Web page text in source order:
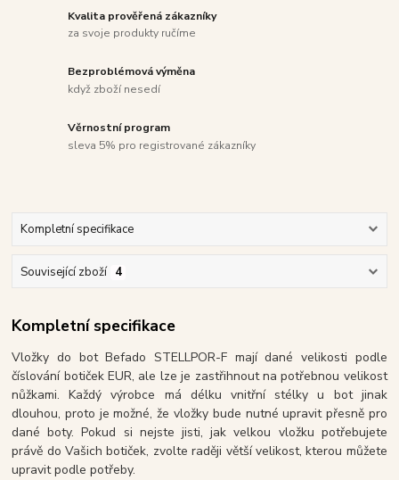
Kvalita prověřená zákazníky
za svoje produkty ručíme
Bezproblémová výměna
když zboží nesedí
Věrnostní program
sleva 5% pro registrované zákazníky
Kompletní specifikace
Související zboží 4
Kompletní specifikace
Vložky do bot Befado STELLPOR-F mají dané velikosti podle
číslování botiček EUR, ale lze je zastřihnout na potřebnou velikost
nůžkami. Každý výrobce má délku vnitřní stélky u bot jinak
dlouhou, proto je možné, že vložky bude nutné upravit přesně pro
dané boty. Pokud si nejste jisti, jak velkou vložku potřebujete
právě do Vašich botiček, zvolte raději větší velikost, kterou můžete
upravit podle potřeby.